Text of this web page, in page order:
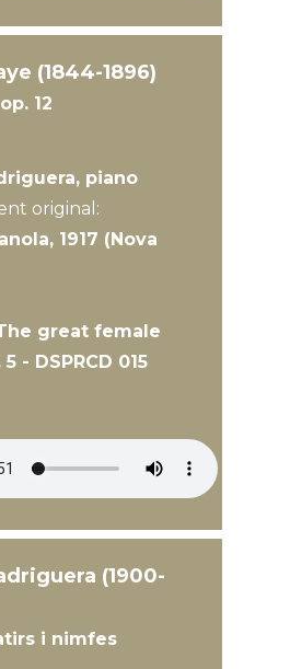
(1844-1896)
12
piano
original:
1917 (Nova
great female
- DSPRCD 015
(1900-
i nimfes